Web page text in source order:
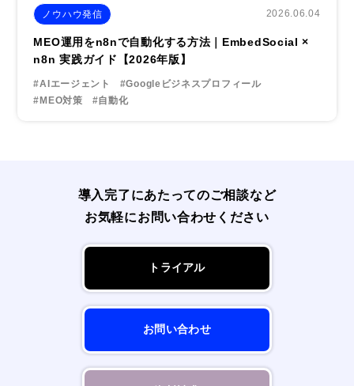
ノウハウ発信 2026.06.04
MEO運用をn8nで自動化する方法｜EmbedSocial ×
n8n 実践ガイド【2026年版】
#AIエージェント
#Googleビジネスプロフィール
#MEO対策
#自動化
導入完了にあたってのご相談など
お気軽にお問い合わせください
トライアル
お問い合わせ